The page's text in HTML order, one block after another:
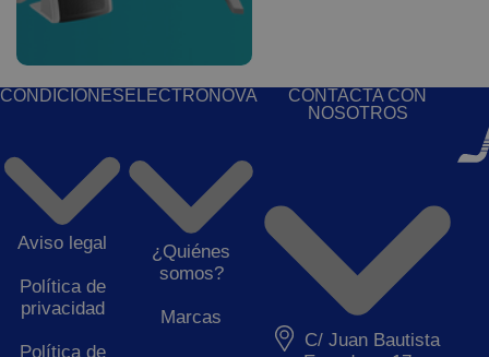
CONDICIONES
Aviso legal
Política de
privacidad
Política de
ELECTRONOVA
¿Quiénes
somos?
Marcas
CONTACTA CON
NOSOTROS
C/ Juan Bautista